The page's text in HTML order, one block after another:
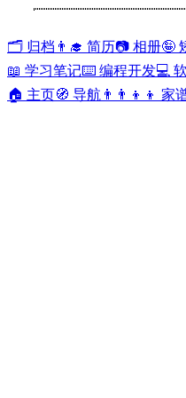
🗂️ 归档 👨‍🎓 简历📷 相册🤪
📖 学习笔记⌨️ 编程开发💻
🏠 主页🧭 导航 👨‍👨‍👦‍👦 家